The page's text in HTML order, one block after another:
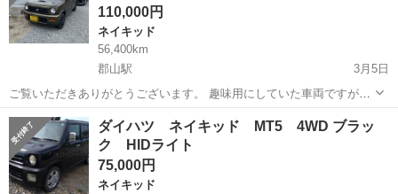
110,000円
ネイキッド
56,400km
郡山駅
3月5日
ご覧いただきありがとうございます。 趣味用にしていた車両ですが転
勤引越しのため手放すことになりました。 こちらの引越しの都合上3
月中に処分したく、3/8に処分先へ持ち込む予定なので3/7までの受付
にします。(お取引の日時...
福島 郡山市 郡山駅 ネイキッド
ダイハツ ネイキッド MT5 4WD ブラッ
ク HIDライト
75,000円
ネイキッド